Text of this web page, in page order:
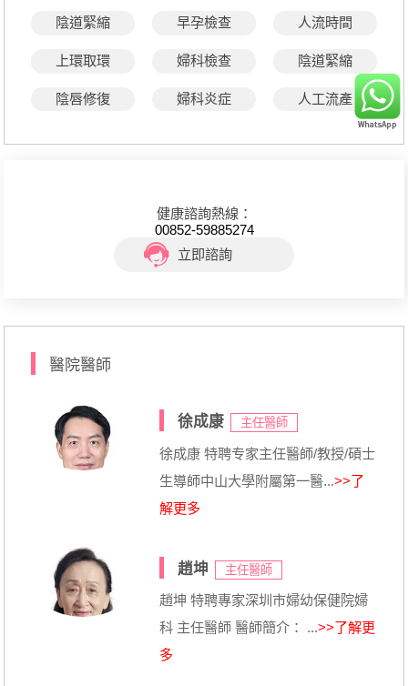
陰道緊縮 早孕檢查 人流時間
上環取環 婦科檢查 陰道緊縮
陰唇修復 婦科炎症 人工流產
健康諮詢熱線：
00852-59885274
立即諮詢
醫院醫師
徐成康 主任醫師
徐成康 特聘专家主任醫師/教授/碩士
生導師中山大學附屬第一醫...>>了
解更多
趙坤 主任醫師
趙坤 特聘專家深圳市婦幼保健院婦
科 主任醫師 醫師簡介： ...>>了解更
多